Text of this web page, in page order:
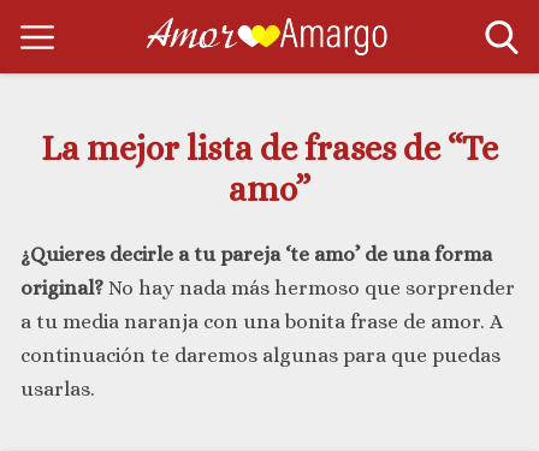
La mejor lista de frases de “Te
amo”
¿Quieres decirle a tu pareja ‘te amo’ de una forma
original? No hay nada más hermoso que sorprender
a tu media naranja con una bonita frase de amor. A
continuación te daremos algunas para que puedas
usarlas.